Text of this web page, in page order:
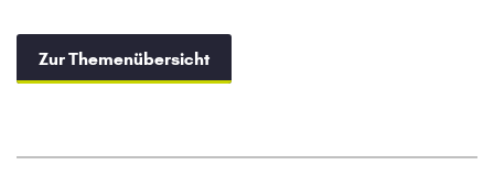
Zur Themenübersicht